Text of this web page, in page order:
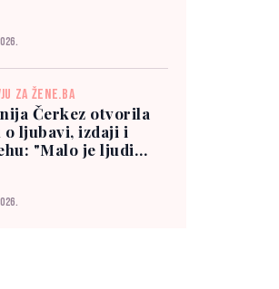
ZA ŽENE.BA
Čerkez otvorila
o ljubavi, izdaji i
"Malo je ljudi